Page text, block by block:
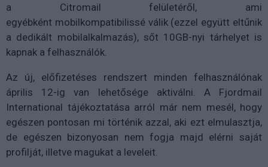
a Citromail felületéről, ami
egyébként mobilkompatibilissé válik (ezzel együtt eltűnik
a dedikált mobilalkalmazás), sőt 10GB-nyi tárhelyet is
kapnak a felhasználók.
Az új, előfizetéses rendszert minden felhasználónak
április 12-ig van lehetősége aktiválni. A Fjordmail
International tájékoztatása arról már nem mesél, hogy
egészen pontosan mi történik azzal, aki ezt elmulasztja,
de egészen bizonyosan nem fogja majd elérni saját
profilját, illetve magukat a leveleit.